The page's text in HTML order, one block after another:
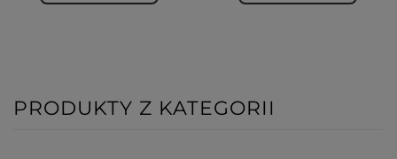
PRODUKTY Z KATEGORII